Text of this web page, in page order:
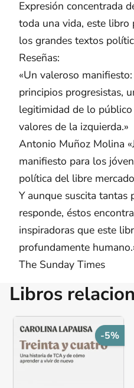
Expresión concentrada
toda una vida, este libro
los grandes textos
Reseñas:
«Un valeroso
principios progresistas,
legitimidad de lo
valores de la izquierda.»
Antonio Muñoz Molina
manifiesto para los
política del libre
Y aunque suscita tantas
responde, éstos
inspiradoras que este
profundamente
The Sunday Times
Libros
-5%